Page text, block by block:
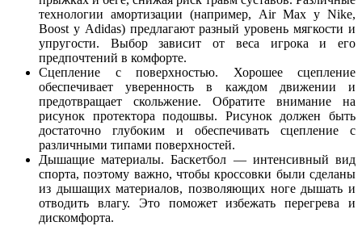
технологии амортизации (например, Air Max у Nike,
Boost у Adidas) предлагают разный уровень мягкости и
упругости. Выбор зависит от веса игрока и его
предпочтений в комфорте.
Сцепление с поверхностью. Хорошее сцепление
обеспечивает уверенность в каждом движении и
предотвращает скольжение. Обратите внимание на
рисунок протектора подошвы. Рисунок должен быть
достаточно глубоким и обеспечивать сцепление с
различными типами поверхностей.
Дышащие материалы. Баскетбол — интенсивный вид
спорта, поэтому важно, чтобы кроссовки были сделаны
из дышащих материалов, позволяющих ноге дышать и
отводить влагу. Это поможет избежать перегрева и
дискомфорта.